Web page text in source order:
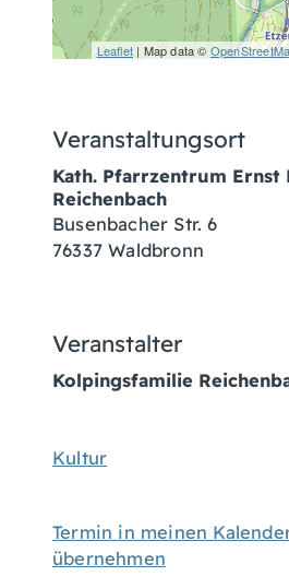
Leaflet| Map data ©
Veranstaltungsort
Kath. Pfarrzentrum Ernst
Reichenbach
Busenbacher Str. 6
76337 Waldbronn
Veranstalter
Kolpingsfamilie
Kultur
Termin in meinen
übernehmen